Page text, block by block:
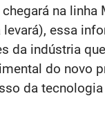
na linha
levará), essa
da indústria
do novo
da